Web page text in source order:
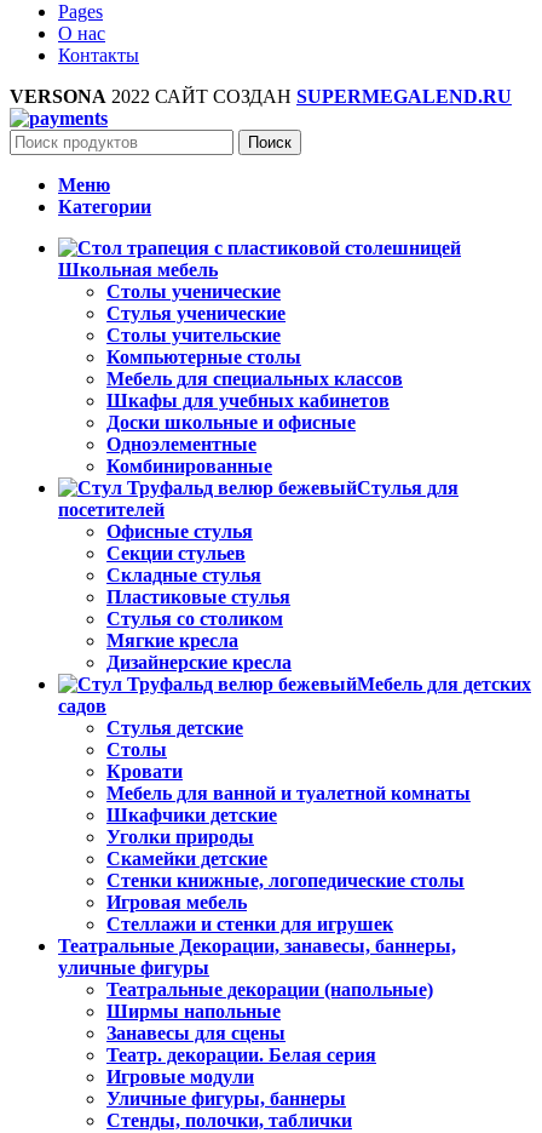
Pages
О нас
Контакты
VERSONA 2022 САЙТ СОЗДАН SUPERMEGALEND.RU
Поиск
Меню
Категории
Школьная мебель
Столы ученические
Стулья ученические
Столы учительские
Компьютерные столы
Мебель для специальных классов
Шкафы для учебных кабинетов
Доски школьные и офисные
Одноэлементные
Комбинированные
Стулья для
посетителей
Офисные стулья
Секции стульев
Складные стулья
Пластиковые стулья
Стулья со столиком
Мягкие кресла
Дизайнерские кресла
Мебель для детских
садов
Стулья детские
Столы
Кровати
Мебель для ванной и туалетной комнаты
Шкафчики детские
Уголки природы
Скамейки детские
Стенки книжные, логопедические столы
Игровая мебель
Стеллажи и стенки для игрушек
Театральные Декорации, занавесы, баннеры,
уличные фигуры
Театральные декорации (напольные)
Ширмы напольные
Занавесы для сцены
Театр. декорации. Белая серия
Игровые модули
Уличные фигуры, баннеры
Стенды, полочки, таблички